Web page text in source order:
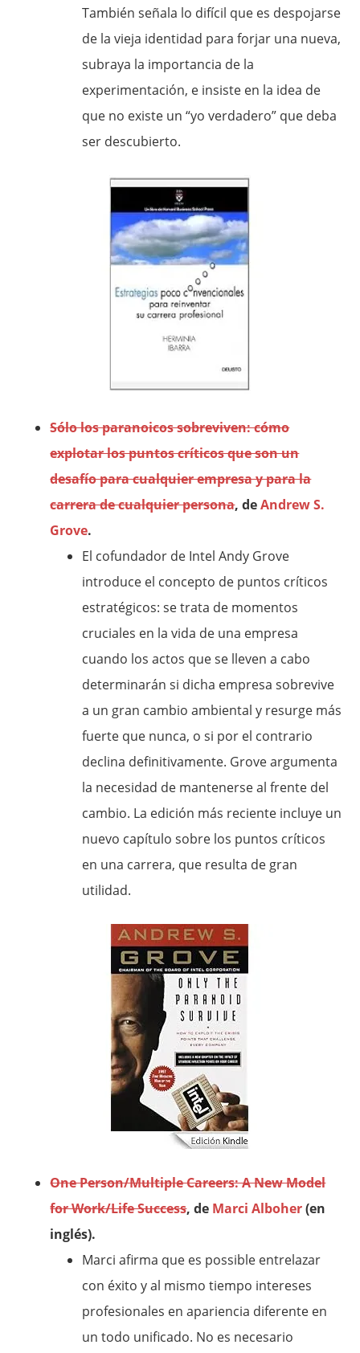
También señala lo difícil que es despojarse
de la vieja identidad para forjar una nueva,
subraya la importancia de la
experimentación, e insiste en la idea de
que no existe un “yo verdadero” que deba
ser descubierto.
Sólo los paranoicos sobreviven: cómo
explotar los puntos críticos que son un
desafío para cualquier empresa y para la
carrera de cualquier persona, deAndrew S.
Grove.
El cofundador de Intel Andy Grove
introduce el concepto de puntos críticos
estratégicos: se trata de momentos
cruciales en la vida de una empresa
cuando los actos que se lleven a cabo
determinarán si dicha empresa sobrevive
a un gran cambio ambiental y resurge más
fuerte que nunca, o si por el contrario
declina definitivamente. Grove argumenta
la necesidad de mantenerse al frente del
cambio. La edición más reciente incluye un
nuevo capítulo sobre los puntos críticos
en una carrera, que resulta de gran
utilidad.
One Person/Multiple Careers: A New Model
for Work/Life Success, de Marci Alboher(en
inglés).
Marci afirma que es possible entrelazar
con éxito y al mismo tiempo intereses
profesionales en apariencia diferente en
un todo unificado. No es necesario